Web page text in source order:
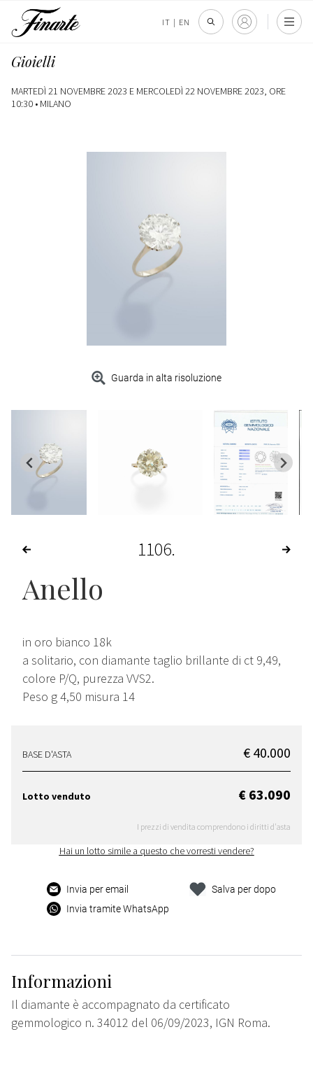
IT | EN
Gioielli
MARTEDÌ 21 NOVEMBRE 2023 E MERCOLEDÌ 22 NOVEMBRE 2023, ORE
10:30 • MILANO
Guarda in alta risoluzione
1106
Anello
in oro bianco 18k
a solitario, con diamante taglio brillante di ct 9,49,
colore P/Q, purezza VVS2.
Peso g 4,50 misura 14
BASE D'ASTA € 40.000
Lotto venduto € 63.090
I prezzi di vendita comprendono i diritti d'asta
Hai un lotto simile a questo che vorresti vendere?
Invia per email
Invia tramite WhatsApp
Salva per dopo
Informazioni
Il diamante è accompagnato da certificato
gemmologico n. 34012 del 06/09/2023, IGN Roma.